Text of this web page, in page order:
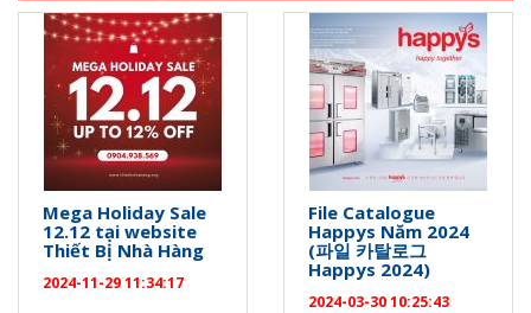
Mega Holiday Sale
12.12 tại website
Thiết Bị Nhà Hàng
2024-11-29 11:34:17
File Catalogue
Happys Năm 2024
(파일 카탈로그
Happys 2024)
2024-03-30 10:25:43